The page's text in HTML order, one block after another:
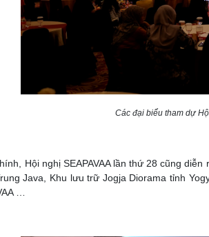
Các đại biểu tham dự
Hội nghị SEAPAVAA lần thứ 28 cũng
Java, Khu lưu trữ Jogja Diorama tỉnh
…